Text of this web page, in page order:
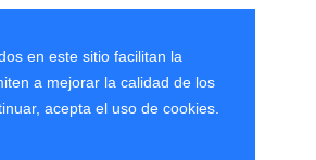
en este sitio facilitan la
a mejorar la calidad de los
acepta el uso de cookies.